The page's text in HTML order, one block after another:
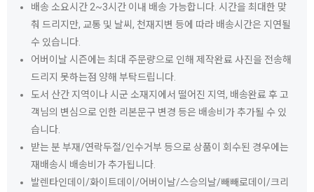
배송 소요시간 2~3시간 이내 배송 가능합니다. 시간을 최대한 맞
춰 드리지만, 교통 및 날씨, 천재지변 등에 따라 배송시간은 지연될
수 있습니다.
어버이날 시즌에는 최대 주문량으로 인해 제작완료 사진을 전송해
드리지 못하는점 양해 부탁드립니다.
도서 산간 지역이나 시군 소재지에서 떨어진 지역, 배송완료 후 고
객님의 변심으로 인한 리본문구 변경 등은 배송비가 추가될 수 있
습니다.
받는 분 부재/연락두절/인수거부 등으로 상품이 회수된 경우에는
재배송시 배송비가 추가됩니다.
발렌타인데이/화이트데이/어버이날/스승의날/빼빼로데이/크리